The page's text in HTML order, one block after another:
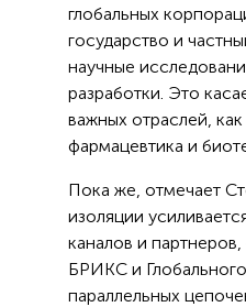
глобальных
государство и
научные
разработки. Это
важных отраслей,
фармацевтика и
Пока же, отмечает
изоляции
каналов и
БРИКС и
параллельных